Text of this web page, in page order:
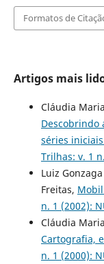
Formatos de
Artigos mais
Cláudia
Descobrindo
séries
Trilhas: v. 1
Luiz
Freitas,
n. 1 (2002):
Cláudia
Cartografia,
n. 1 (2000):